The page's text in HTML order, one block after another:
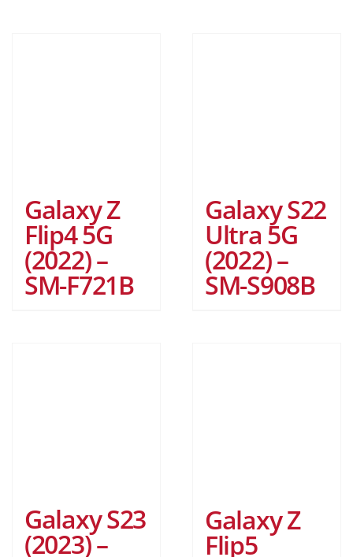
Galaxy Z
Flip4 5G
(2022) –
SM-F721B
Galaxy S22
Ultra 5G
(2022) –
SM-S908B
Galaxy S23
(2023) –
Galaxy Z
Flip5